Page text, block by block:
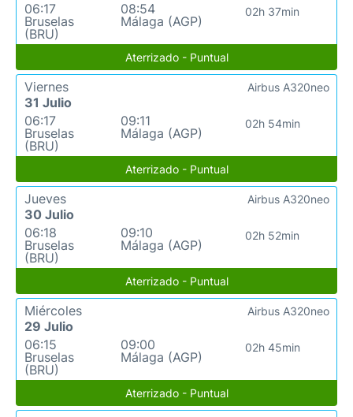
06:17
Bruselas
(BRU)
08:54
Málaga (AGP)
02h 37min
Aterrizado - Puntual
Viernes
31 Julio
06:17
Bruselas
(BRU)
09:11
Málaga (AGP)
02h 54min
Airbus A320neo
Aterrizado - Puntual
Jueves
30 Julio
06:18
Bruselas
(BRU)
09:10
Málaga (AGP)
02h 52min
Airbus A320neo
Aterrizado - Puntual
Miércoles
29 Julio
06:15
Bruselas
(BRU)
09:00
Málaga (AGP)
02h 45min
Airbus A320neo
Aterrizado - Puntual